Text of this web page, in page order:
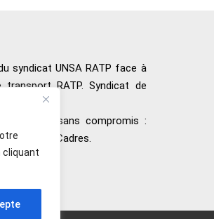
cliquant
syndicat UNSA RATP face à
RATP. Syndicat de
personnel sans compromis :
et les Cadres.